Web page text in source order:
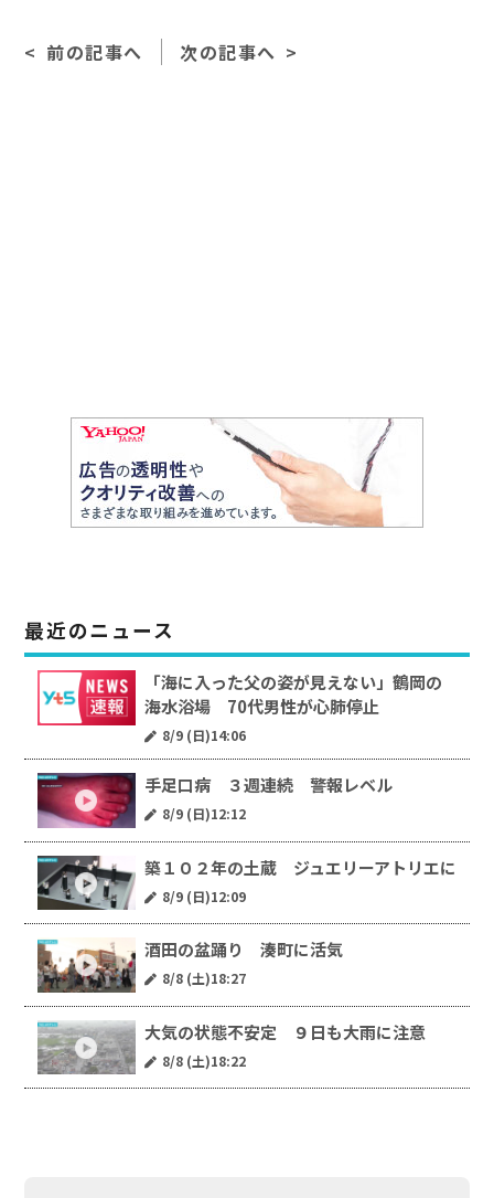
b
前の記事へ 次の記事へ
最近のニュース
「海に入った父の姿が見えない」鶴岡の
海水浴場 70代男性が心肺停止
8/9 (日)14:06
手足口病 ３週連続 警報レベル
8/9 (日)12:12
築１０２年の土蔵 ジュエリーアトリエに
8/9 (日)12:09
酒田の盆踊り 湊町に活気
8/8 (土)18:27
大気の状態不安定 ９日も大雨に注意
8/8 (土)18:22